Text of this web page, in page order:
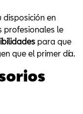
disposición en
profesionales le
para que
que el primer día.